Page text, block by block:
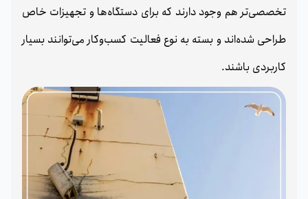
تخصصی‌تر هم وجود دارند که برای دستگاه‌ها و تجهیزات خاص
طراحی شده‌اند و بسته به نوع فعالیت کسب‌وکار می‌توانند بسیار
کاربردی باشند.